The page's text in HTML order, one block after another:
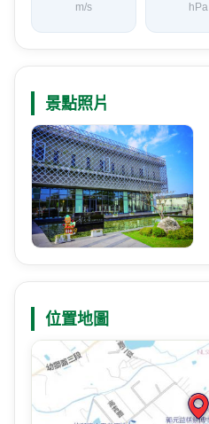
m/s hPa
景點照片
位置地圖